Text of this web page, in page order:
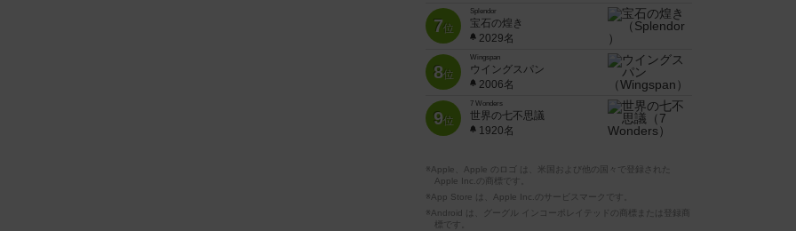
7位
Splendor
宝石の煌き
2029名
8位
Wingspan
ウイングスパン
2006名
9位
7 Wonders
世界の七不思議
1920名
※Apple、Apple のロゴ は、米国および他の国々で登録された
Apple Inc.の商標です。
※App Store は、Apple Inc.のサービスマークです。
※Android は、グーグル インコーポレイテッドの商標または登録商
標です。